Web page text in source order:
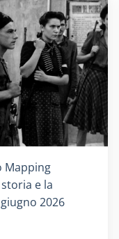
Mapping
e la
2026